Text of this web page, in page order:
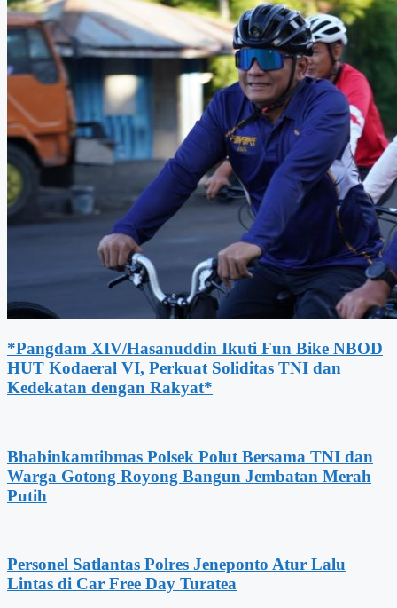
*Pangdam XIV/Hasanuddin Ikuti Fun Bike NBOD
HUT Kodaeral VI, Perkuat Soliditas TNI dan
Kedekatan dengan Rakyat*
Bhabinkamtibmas Polsek Polut Bersama TNI dan
Warga Gotong Royong Bangun Jembatan Merah
Putih
Personel Satlantas Polres Jeneponto Atur Lalu
Lintas di Car Free Day Turatea